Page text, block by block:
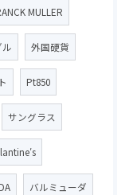
MULLER
ル 外国硬貨
Pt850
サングラス
バルミューダ